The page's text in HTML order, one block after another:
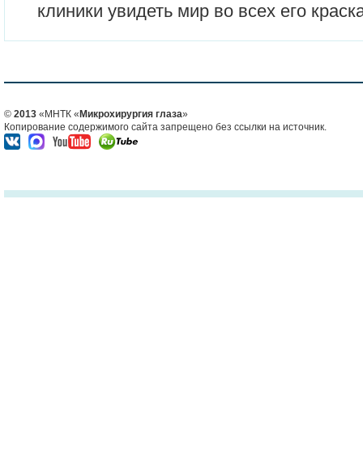
клиники увидеть мир во всех его
© 2013 «МНТК « Микрохирургия глаза»
Копирование содержимого сайта запрещено без ссылки на источник.